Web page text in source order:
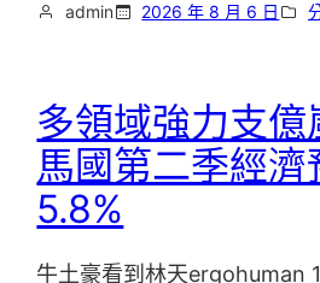
admin 2026 年 8 月 6 日
多領域強力支
馬國第二季經濟
5.8%
牛土豪看到林天ergohuman